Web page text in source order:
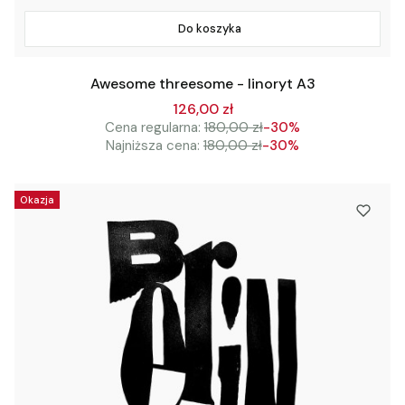
Do koszyka
Awesome threesome - linoryt A3
126,00 zł
Cena regularna: 180,00 zł-30%
Najniższa cena: 180,00 zł-30%
Okazja